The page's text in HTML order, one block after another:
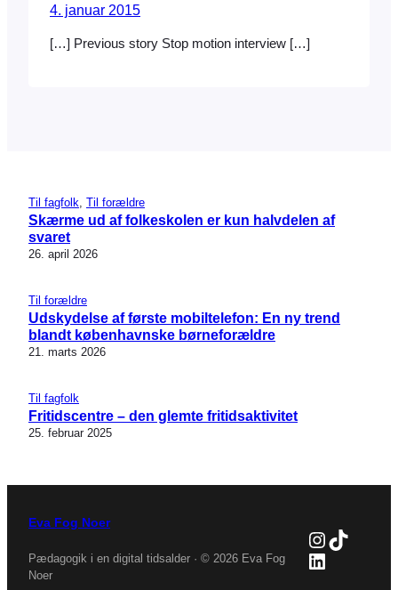
4. januar 2015
[…] Previous story Stop motion interview […]
Til fagfolk, Til forældre
Skærme ud af folkeskolen er kun halvdelen af
svaret
26. april 2026
Til forældre
Udskydelse af første mobiltelefon: En ny trend
blandt københavnske børneforældre
21. marts 2026
Til fagfolk
Fritidscentre – den glemte fritidsaktivitet
25. februar 2025
Eva Fog Noer
Pædagogik i en digital tidsalder · © 2026 Eva Fog
Noer
TikTok
LinkedIn